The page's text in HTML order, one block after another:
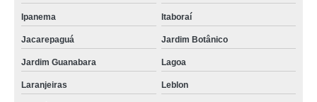
Ipanema Itaboraí
Jacarepaguá Jardim Botânico
Jardim Guanabara Lagoa
Laranjeiras Leblon